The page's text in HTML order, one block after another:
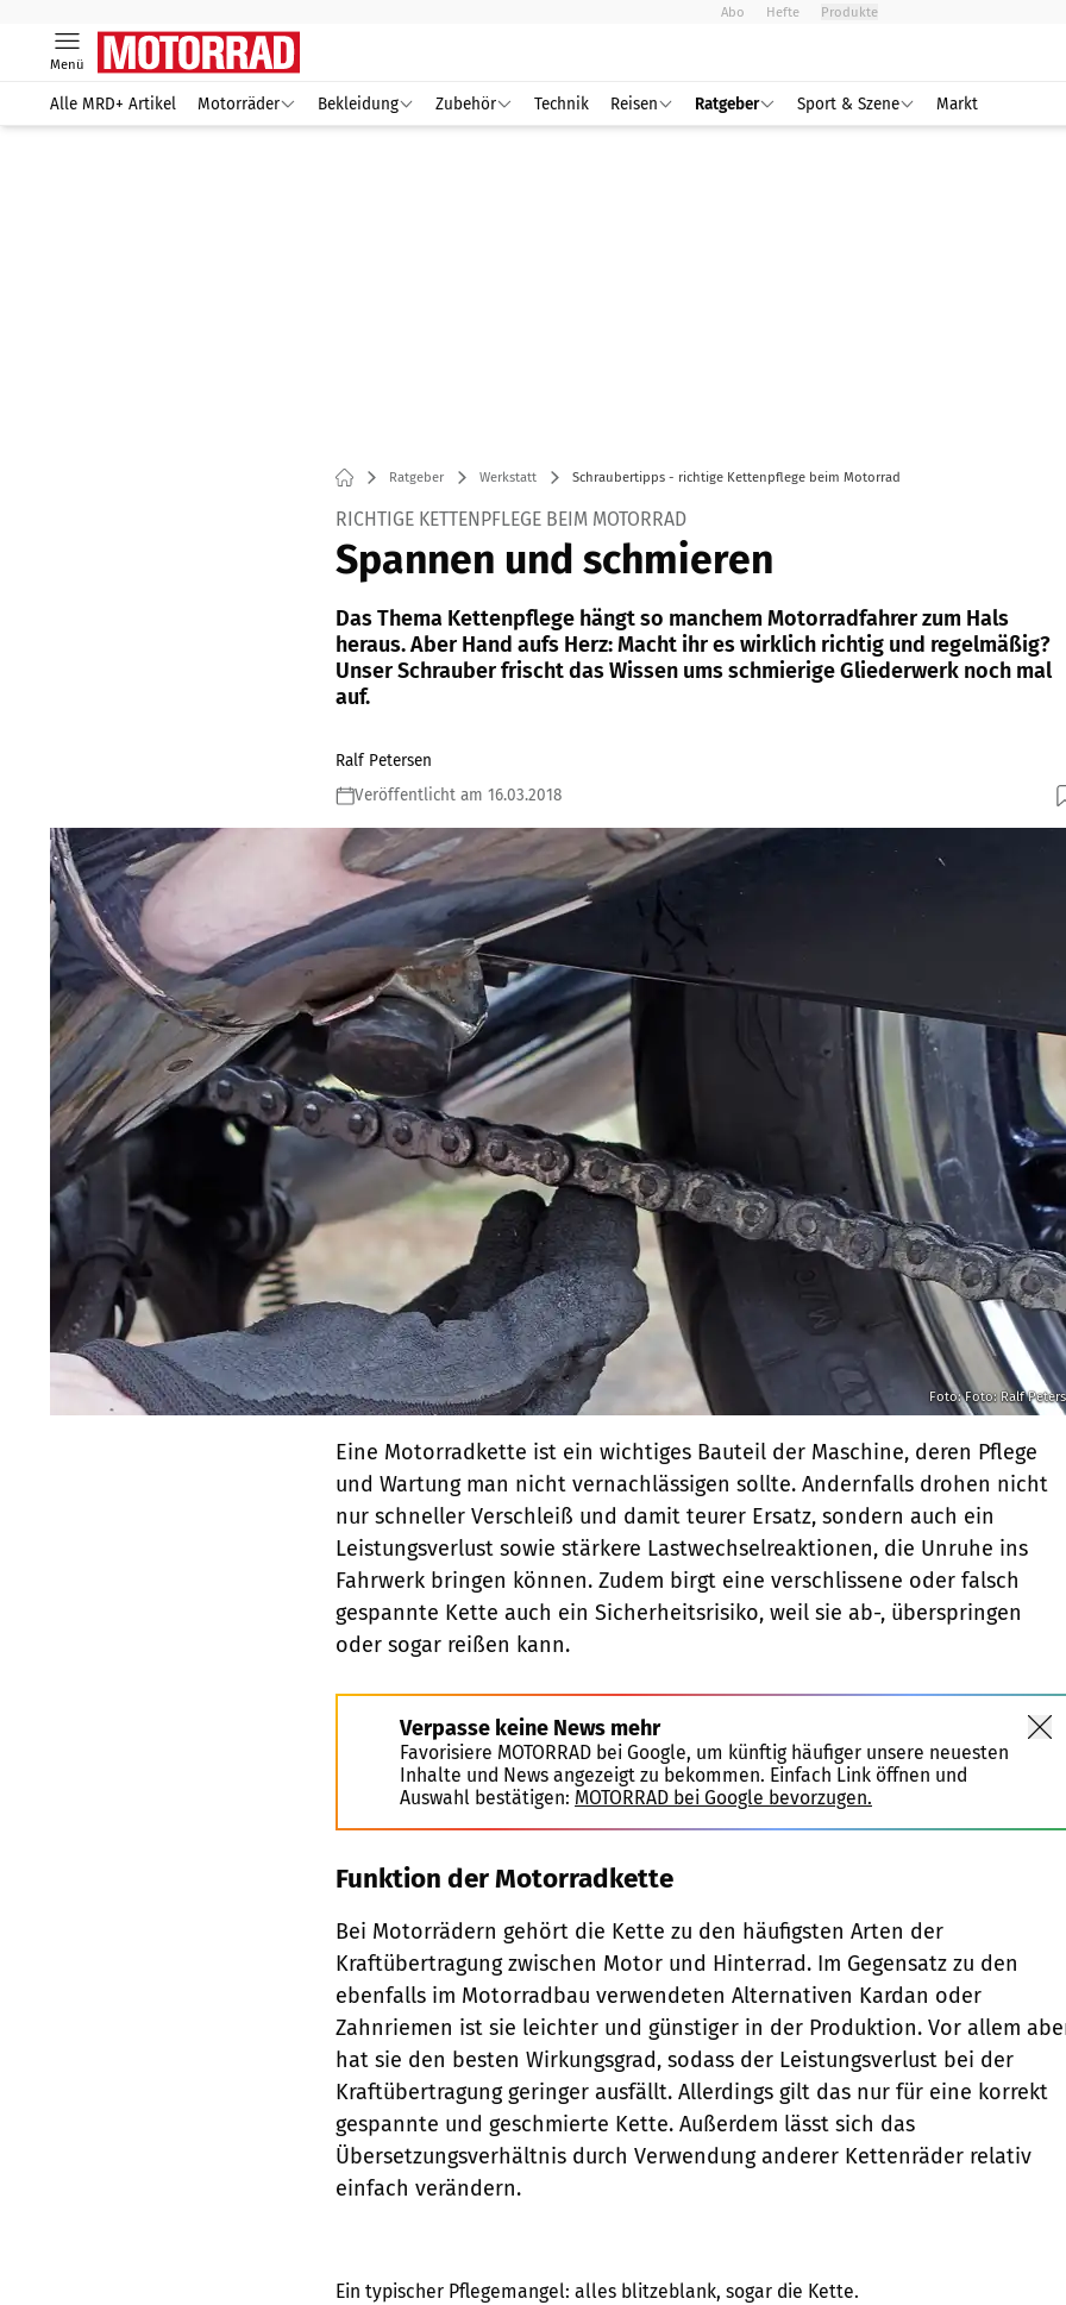
Abo Hefte Produkte
Menü
Alle MRD+ Artikel Motorräder Bekleidung Zubehör Technik Reisen Ratgeber Sport & Szene Markt
Ratgeber Werkstatt Schraubertipps - richtige Kettenpflege beim Motorrad
RICHTIGE KETTENPFLEGE BEIM MOTORRAD
Spannen und schmieren
Das Thema Kettenpflege hängt so manchem Motorradfahrer zum Hals
heraus. Aber Hand aufs Herz: Macht ihr es wirklich richtig und regelmäßig?
Unser Schrauber frischt das Wissen ums schmierige Gliederwerk noch mal
auf.
Ralf Petersen
Veröffentlicht am 16.03.2018
Foto: Foto: Ralf
Eine Motorradkette ist ein wichtiges Bauteil der Maschine, deren Pflege
und Wartung man nicht vernachlässigen sollte. Andernfalls drohen nicht
nur schneller Verschleiß und damit teurer Ersatz, sondern auch ein
Leistungsverlust sowie stärkere Lastwechselreaktionen, die Unruhe ins
Fahrwerk bringen können. Zudem birgt eine verschlissene oder falsch
gespannte Kette auch ein Sicherheitsrisiko, weil sie ab-, überspringen
oder sogar reißen kann.
Verpasse keine News mehr
Favorisiere MOTORRAD bei Google, um künftig häufiger unsere neuesten
Inhalte und News angezeigt zu bekommen. Einfach Link öffnen und
Auswahl bestätigen: MOTORRAD bei Google bevorzugen.
Funktion der Motorradkette
Bei Motorrädern gehört die Kette zu den häufigsten Arten der
Kraftübertragung zwischen Motor und Hinterrad. Im Gegensatz zu den
ebenfalls im Motorradbau ­verwendeten Alternativen Kardan oder
Zahnriemen ist sie leichter und günstiger in der Produktion. Vor allem
hat sie den besten Wirkungsgrad, sodass der Leistungsverlust bei der
Kraftübertragung geringer ausfällt. Allerdings gilt das nur für eine korrekt
gespannte und geschmierte Kette. Außerdem lässt sich das
Übersetzungsverhältnis durch Verwendung anderer Kettenräder relativ
einfach verändern.
Ein typischer Pflegemangel: alles blitzeblank, sogar die Kette.